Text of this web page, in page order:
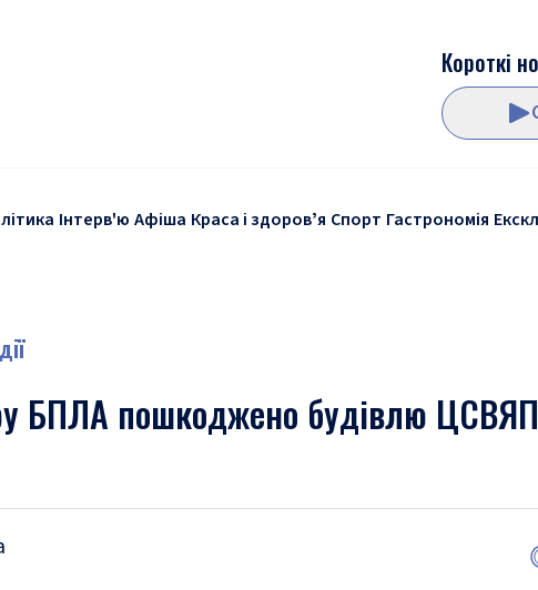
Короткі
Інтерв'ю Афіша Краса і здоровʼя Спорт Гастрономія
БПЛА пошкоджено будівлю